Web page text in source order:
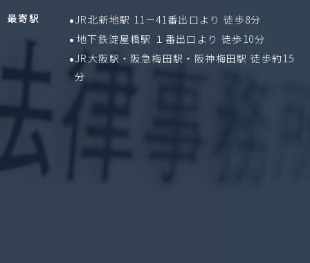
最寄駅
JR北新地駅 11－41番出口より 徒歩8分
地下鉄淀屋橋駅 １番出口より 徒歩10分
JR大阪駅・阪急梅田駅・阪神梅田駅 徒歩約15
分